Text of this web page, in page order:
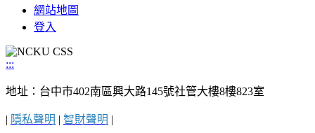
網站地圖
登入
:::
地址：台中市402南區興大路145號社管大樓8樓823室
| 隱私聲明 | 智財聲明 |